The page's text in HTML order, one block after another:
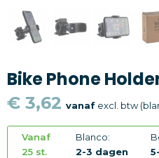
Gadgets
Thema
Merken
Bike Phone
€ 3,62 vanafexcl. btw
Vanaf
25 st.
Blanco:
2-3 dagen